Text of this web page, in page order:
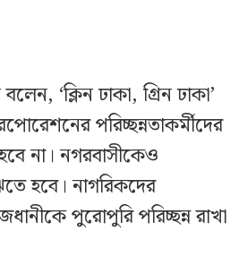
‘ক্লিন ঢাকা, গ্রিন ঢাকা’
পরিচ্ছন্নতাকর্মীদের
না। নগরবাসীকেও
হবে। নাগরিকদের
পুরোপুরি পরিচ্ছন্ন রাখা